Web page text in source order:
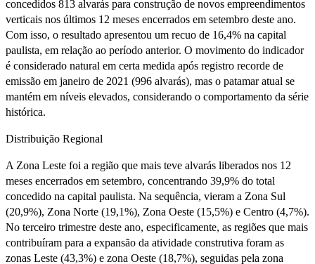
concedidos 813 alvarás para construção de novos empreendimentos
verticais nos últimos 12 meses encerrados em setembro deste ano.
Com isso, o resultado apresentou um recuo de 16,4% na capital
paulista, em relação ao período anterior. O movimento do indicador
é considerado natural em certa medida após registro recorde de
emissão em janeiro de 2021 (996 alvarás), mas o patamar atual se
mantém em níveis elevados, considerando o comportamento da série
histórica.
Distribuição Regional
A Zona Leste foi a região que mais teve alvarás liberados nos 12
meses encerrados em setembro, concentrando 39,9% do total
concedido na capital paulista. Na sequência, vieram a Zona Sul
(20,9%), Zona Norte (19,1%), Zona Oeste (15,5%) e Centro (4,7%).
No terceiro trimestre deste ano, especificamente, as regiões que mais
contribuíram para a expansão da atividade construtiva foram as
zonas Leste (43,3%) e zona Oeste (18,7%), seguidas pela zona